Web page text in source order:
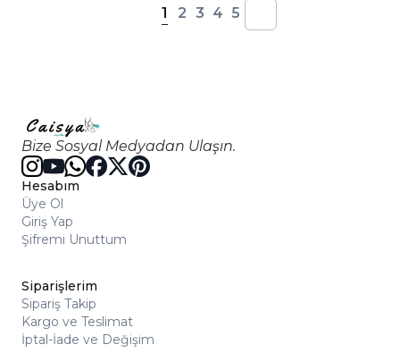
1 2 3 4 5
Bize Sosyal Medyadan Ulaşın.
Hesabım
Üye Ol
Giriş Yap
Şifremi Unuttum
Siparişlerim
Sipariş Takip
Kargo ve Teslimat
İptal-İade ve Değişim